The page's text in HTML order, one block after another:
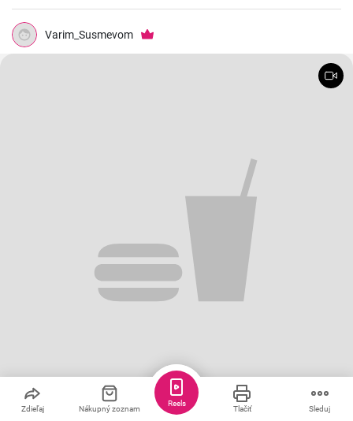
Varim_Susmevom
Zdieľaj Nákupný zoznam Tlačiť Sleduj
Reels